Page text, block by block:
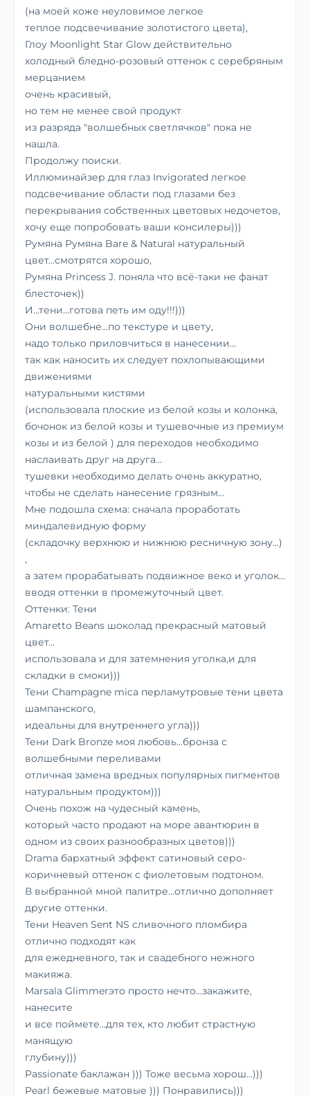
(на моей коже неуловимое легкое
теплое подсвечивание золотистого цвета),
Глоу Moonlight Star Glow действительно
холодный бледно-розовый оттенок с серебряным
мерцанием
очень красивый,
но тем не менее свой продукт
из разряда "волшебных светлячков" пока не
нашла.
Продолжу поиски.
Иллюминайзер для глаз Invigorated легкое
подсвечивание области под глазами без
перекрывания собственных цветовых недочетов,
хочу еще попробовать ваши консилеры)))
Румяна Румяна Bare & Natural натуральный
цвет...смотрятся хорошо,
Румяна Princess J. поняла что всё-таки не фанат
блесточек))
И...тени...готова петь им оду!!!)))
Они волшебне...по текстуре и цвету,
надо только приловчиться в нанесении...
так как наносить их следует похлопывающими
движениями
натуральными кистями
(использовала плоские из белой козы и колонка,
бочонок из белой козы и тушевочные из премиум
козы и из белой ) для переходов необходимо
наслаивать друг на друга...
тушевки необходимо делать очень аккуратно,
чтобы не сделать нанесение грязным...
Мне подошла схема: сначала проработать
миндалевидную форму
(складочку верхнюю и нижнюю ресничную зону...)
,
а затем прорабатывать подвижное веко и уголок...
вводя оттенки в промежуточный цвет.
Оттенки: Тени
Amaretto Beans шоколад прекрасный матовый
цвет...
использовала и для затемнения уголка,и для
складки в смоки)))
Тени Champagne mica перламутровые тени цвета
шампанского,
идеальны для внутреннего угла)))
Тени Dark Bronze моя любовь...бронза с
волшебными переливами
отличная замена вредных популярных пигментов
натуральным продуктом)))
Очень похож на чудесный камень,
который часто продают на море авантюрин в
одном из своих разнообразных цветов)))
Drama бархатный эффект сатиновый серо-
коричневый оттенок с фиолетовым подтоном.
В выбранной мной палитре...отлично дополняет
другие оттенки.
Тени Heaven Sent NS сливочного пломбира
отлично подходят как
для ежедневного, так и свадебного нежного
макияжа.
Marsala Glimmerэто просто нечто...закажите,
нанесите
и все поймете...для тех, кто любит страстную
манящую
глубину)))
Passionate баклажан ))) Тоже весьма хорош...)))
Pearl бежевые матовые ))) Понравились)))